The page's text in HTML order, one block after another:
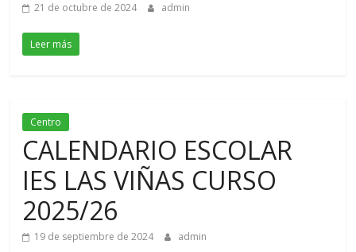
21 de octubre de 2024 admin
Leer más
Centro
CALENDARIO ESCOLAR
IES LAS VIÑAS CURSO
2025/26
19 de septiembre de 2024 admin